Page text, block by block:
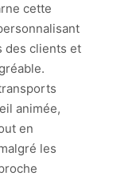
cette
des clients et
animée,
en
les